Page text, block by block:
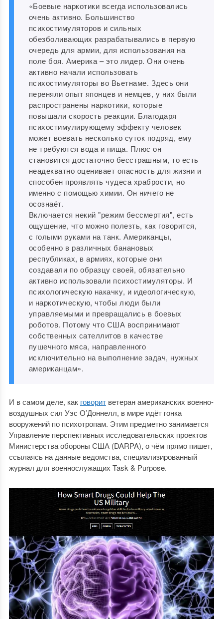
«Боевые наркотики всегда использовались
очень активно. Большинство
психостимуляторов и сильных
обезболивающих разрабатывались в первую
очередь для армии, для использования на
поле боя. Америка – это лидер. Они очень
активно начали использовать
психостимуляторы во Вьетнаме. Здесь они
переняли опыт японцев и немцев, у них были
распространены наркотики, которые
повышали скорость реакции. Благодаря
психостимулирующему эффекту человек
может воевать несколько суток подряд, ему
не требуются вода и пища. Плюс он
становится достаточно бесстрашным, то есть
неадекватно оценивает опасность для жизни и
способен проявлять чудеса храбрости, но
именно с помощью химии. Он ничего не
осознаёт.
Включается некий "режим бессмертия", есть
ощущение, что можно полезть, как говорится,
с голыми руками на танк. Американцы,
особенно в различных банановых
республиках, в армиях, которые они
создавали по образцу своей, обязательно
активно использовали психостимуляторы. И
психологическую накачку, и идеологическую,
и наркотическую, чтобы люди были
управляемыми и превращались в боевых
роботов. Потому что США воспринимают
собственных сателлитов в качестве
пушечного мяса, направленного
исключительно на выполнение задач, нужных
американцам».
И в самом деле, как говоритветеран американских военно-
воздушных сил Уэс О’Доннелл, в мире идёт гонка
вооружений по психотропам. Этим предметно занимается
Управление перспективных исследовательских проектов
Министерства обороны США (DARPA), о чём прямо пишет,
ссылаясь на данные ведомства, специализированный
журнал для военнослужащих Task & Purpose.